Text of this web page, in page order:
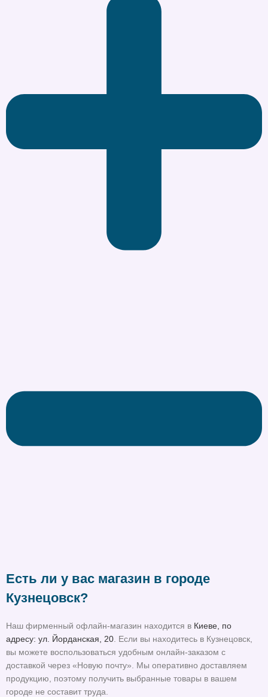
Есть ли у вас магазин в городе
Кузнецовск?
Наш фирменный офлайн-магазин находится в Киеве, по
адресу: ул. Йорданская, 20 . Если вы находитесь в Кузнецовск,
вы можете воспользоваться удобным онлайн-заказом с
доставкой через «Новую почту». Мы оперативно доставляем
продукцию, поэтому получить выбранные товары в вашем
городе не составит труда.